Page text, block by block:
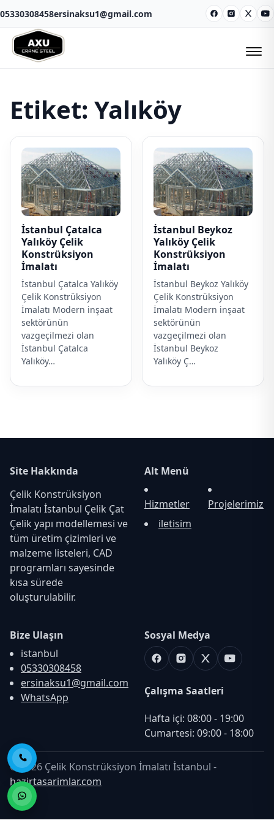
05330308458ersinaksu1@gmail.com Facebook
Instagram
X
Etiket: Yalıköy
İstanbul Çatalca
Yalıköy Çelik
Konstrüksiyon
İmalatı
İstanbul Çatalca Yalıköy
Çelik Konstrüksiyon
İmalatı Modern inşaat
sektörünün
vazgeçilmezi olan
İstanbul Çatalca
Yalıköy…
İstanbul Beykoz
Yalıköy Çelik
Konstrüksiyon
İmalatı
İstanbul Beykoz Yalıköy
Çelik Konstrüksiyon
İmalatı Modern inşaat
sektörünün
vazgeçilmezi olan
İstanbul Beykoz
Yalıköy Ç…
Site Hakkında
Çelik Konstrüksiyon
İmalatı İstanbul Çelik Çat
Çelik yapı modellemesi ve
tüm üretim çizimleri ve
malzeme listeleri, CAD
programları sayesinde
kısa sürede
oluşturulabilir.
Alt Menü
Hizmetler
Projelerimiz
iletisim
Bize Ulaşın
istanbul
05330308458
ersinaksu1@gmail.com
WhatsApp
Sosyal Medya
FacebookInstagram
X
Youtube
Çalışma Saatleri
Hafta içi: 08:00 - 19:00
Cumartesi: 09:00 - 18:00
© 2026 Çelik Konstrüksiyon İmalatı İstanbul -
hazirtasarimlar.com
Telefon ile Ara